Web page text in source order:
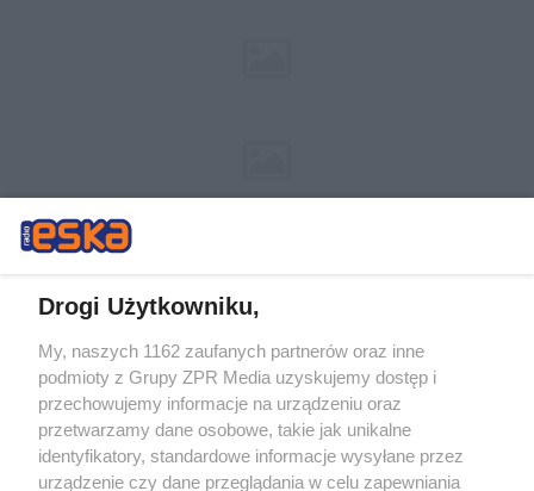
Żaden utwór zamieszczony w serwisie nie może być powielany i
rozpowszechniany lub dalej rozpowszechniany w jakikolwiek sposób (w
tym także elektroniczny lub mechaniczny) na jakimkolwiek polu
eksploatacji w jakiejkolwiek formie, włącznie z umieszczaniem w
Internecie bez pisemnej zgody właściciela praw. Jakiekolwiek użycie lub
wykorzystanie utworów w całości lub w części z naruszeniem prawa,
tzn. bez właściwej zgody, jest zabronione pod groźbą kary i może być
Drogi Użytkowniku,
My, naszych 1162 zaufanych partnerów oraz inne
podmioty z Grupy ZPR Media uzyskujemy dostęp i
przechowujemy informacje na urządzeniu oraz
przetwarzamy dane osobowe, takie jak unikalne
identyfikatory, standardowe informacje wysyłane przez
urządzenie czy dane przeglądania w celu zapewniania